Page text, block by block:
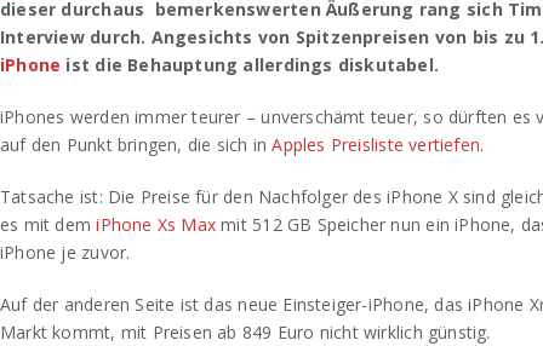
dieser durchaus bemerkenswerten Äußerung rang sich
Interview durch. Angesichts von Spitzenpreisen von bis zu
iPhone ist die Behauptung allerdings diskutabel.
iPhones werden immer teurer – unverschämt teuer, so dürften es
auf den Punkt bringen, die sich inApples Preisliste vertiefen.
Tatsache ist: Die Preise für den Nachfolger des iPhone X sind
es mit demiPhone Xs Max mit 512 GB Speicher nun ein iPhone,
iPhone je zuvor.
Auf der anderen Seite ist das neue Einsteiger-iPhone, das iPhone
Markt kommt, mit Preisen ab 849 Euro nicht wirklich günstig.